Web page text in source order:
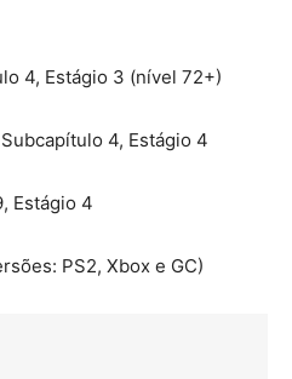
4, Estágio 3 (nível 72+)
4, Estágio 4
Estágio 4
PS2, Xbox e GC)